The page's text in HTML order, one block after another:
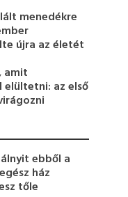
menedékre
újra az életét
amit
elültetni: az első
ebből a
ház
tőle